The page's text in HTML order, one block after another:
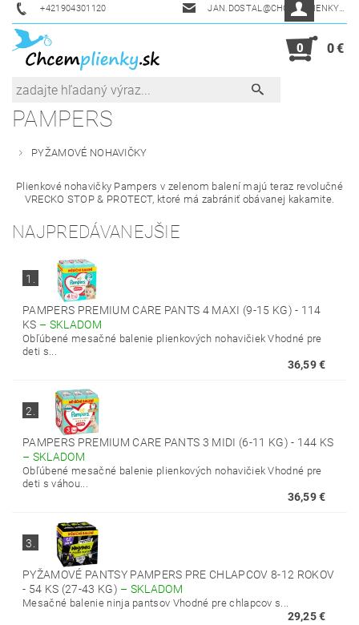
+421904301120 JAN.DOSTAL@CHCEMPLIENKY.SK
0 0 €
PAMPERS
PYŽAMOVÉ NOHAVIČKY
Plienkové nohavičky Pampers v zelenom balení majú teraz revolučné
VRECKO STOP & PROTECT, ktoré má zabrániť obávanej kakamite.
NAJPREDÁVANEJŠIE
1.
PAMPERS PREMIUM CARE PANTS 4 MAXI (9-15 KG) - 114
KS – SKLADOM
Obľúbené mesačné balenie plienkových nohavičiek Vhodné pre
deti s...
36,59 €
2.
PAMPERS PREMIUM CARE PANTS 3 MIDI (6-11 KG) - 144 KS
– SKLADOM
Obľúbené mesačné balenie plienkových nohavičiek Vhodné pre
deti s váhou...
36,59 €
3.
PYŽAMOVÉ PANTSY PAMPERS PRE CHLAPCOV 8-12 ROKOV
- 54 KS (27-43 KG) – SKLADOM
Mesačné balenie ninja pantsov Vhodné pre chlapcov s...
29,25 €